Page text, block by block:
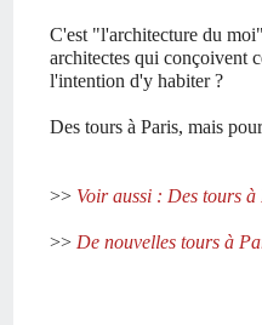
C'est "l'architecture du
architectes qui conçoivent
l'intention d'y habiter ?
Des tours à Paris, mais
>> Voir aussi : Des tours
>> De nouvelles tours à